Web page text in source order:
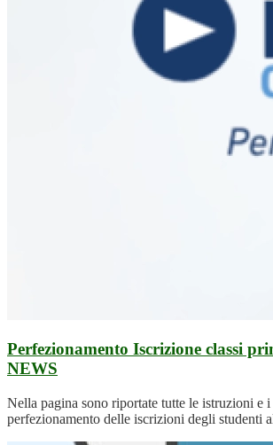
Perfezionamento Iscrizione classi
NEWS
Nella pagina sono riportate tutte le istruzioni e
perfezionamento delle iscrizioni degli studenti